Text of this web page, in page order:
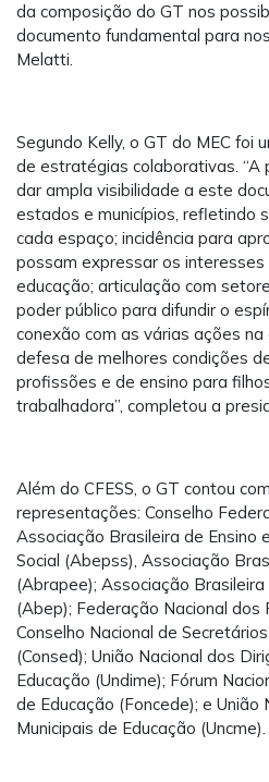
da composição do GT nos
documento fundamental para
Melatti.
Segundo Kelly, o GT do MEC foi
de estratégias colaborativas. “A
dar ampla visibilidade a este
estados e municípios, refletindo
cada espaço; incidência para
possam expressar os
educação; articulação com
poder público para difundir o
conexão com as várias ações na
defesa de melhores condições
profissões e de ensino para
trabalhadora”, completou a
Além do CFESS, o GT contou
representações: Conselho
Associação Brasileira de Ensino
Social (Abepss), Associação
(Abrapee); Associação
(Abep); Federação Nacional dos
Conselho Nacional de
(Consed); União Nacional dos
Educação (Undime); Fórum
de Educação (Foncede); e União
Municipais de Educação